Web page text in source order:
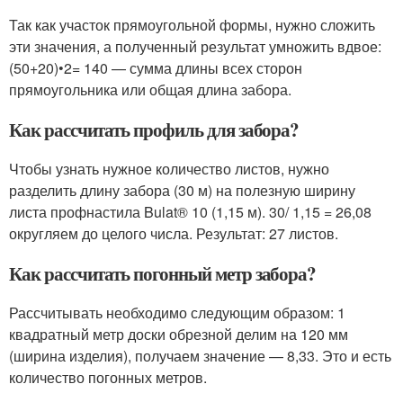
Так как участок прямоугольной формы, нужно сложить
эти значения, а полученный результат умножить вдвое:
(50+20)•2= 140 — сумма длины всех сторон
прямоугольника или общая длина забора.
Как рассчитать профиль для забора?
Чтобы узнать нужное количество листов, нужно
разделить длину забора (30 м) на полезную ширину
листа профнастила Bulat® 10 (1,15 м). 30/ 1,15 = 26,08
округляем до целого числа. Результат: 27 листов.
Как рассчитать погонный метр забора?
Рассчитывать необходимо следующим образом: 1
квадратный метр доски обрезной делим на 120 мм
(ширина изделия), получаем значение — 8,33. Это и есть
количество погонных метров.